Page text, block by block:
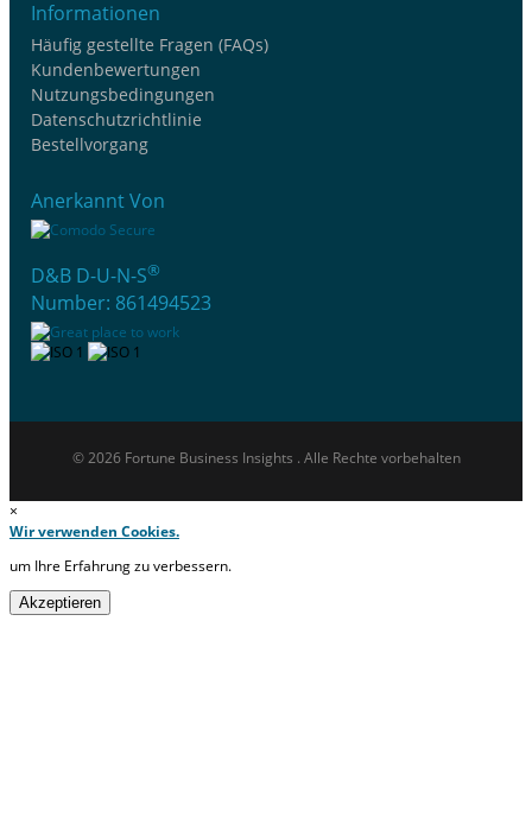
Informationen
Häufig gestellte Fragen (FAQs)
Kundenbewertungen
Nutzungsbedingungen
Datenschutzrichtlinie
Bestellvorgang
Anerkannt Von
D&B D-U-N-S®
Number: 861494523
© 2026 Fortune Business Insights . Alle Rechte vorbehalten
×
Wir verwenden Cookies.
um Ihre Erfahrung zu verbessern.
Akzeptieren